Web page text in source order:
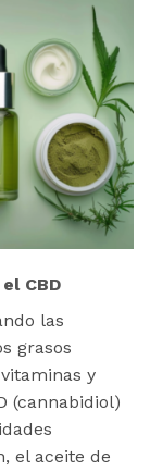
CBD
las
grasos
y
(cannabidiol)
el aceite de